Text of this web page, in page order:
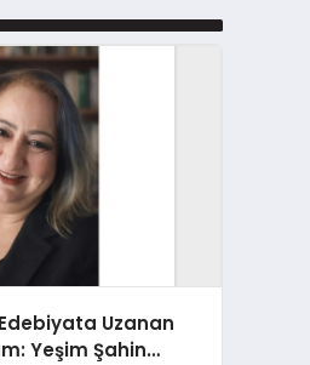
Uzanan
Yeşim Şahin